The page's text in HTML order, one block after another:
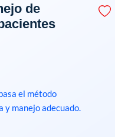
de
el método
manejo adecuado.